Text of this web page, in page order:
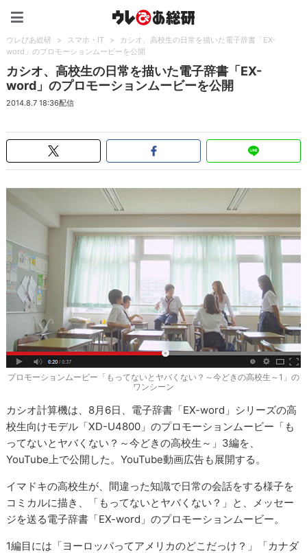
ウレぴあ総研 > スマホ・IT >
カシオ、高校生の日常を描いた電子辞書「EX-
word」のプロモーションムービーを公開
カシオ、高校生の日常を描いた電子辞書「EX-
word」のプロモーションムービーを公開
2014.8.7 18:36配信
プロモーションムービー「もってないとヤバくない？～今どきの高校生～1」の
ワンシーン
カシオ計算機は、8月6日、電子辞書「EX-word」シリーズの高
校生向けモデル「XD-U4800」のプロモーションムービー「も
ってないとヤバくない？～今どきの高校生～」3編を、
YouTube上で公開した。YouTube動画広告も展開する。
イマドキの高校生が、間違った知識で日常の会話をする様子を
コミカルに描き、「もってないとヤバくない？」と、メッセー
ジを送る電子辞書「EX-word」のプロモーションムービー。
1編目には「ヨーロッパってアメリカのどこだっけ？」「カナダ